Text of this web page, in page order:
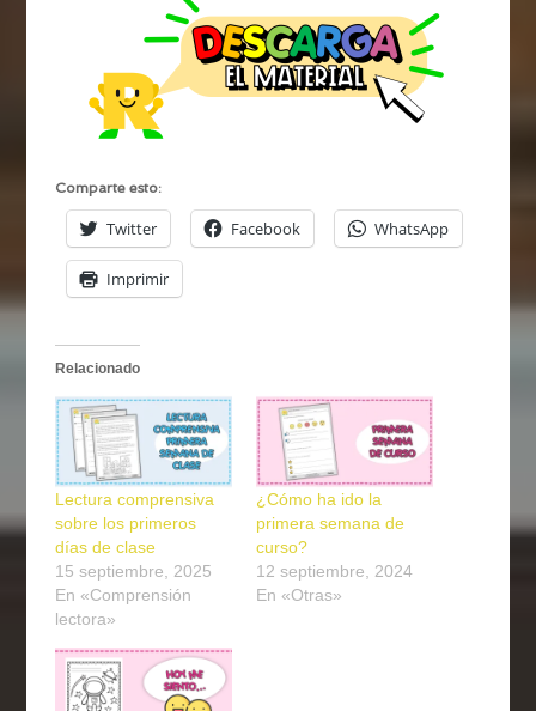
Comparte esto:
Twitter Facebook WhatsApp
Imprimir
Relacionado
Lectura comprensiva
sobre los primeros
días de clase
15 septiembre, 2025
En «Comprensión
lectora»
¿Cómo ha ido la
primera semana de
curso?
12 septiembre, 2024
En «Otras»